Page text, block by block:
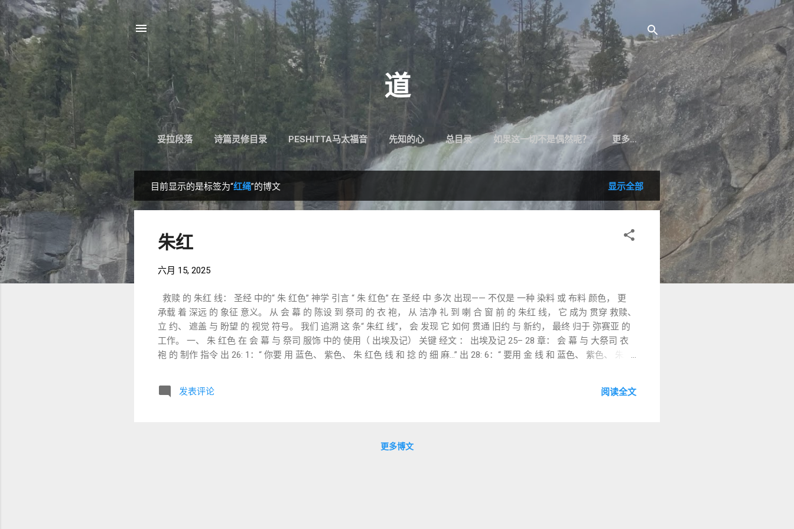
跳至主要内容
道
妥拉段落 诗篇灵修目录 PESHITTA马太福音 先知的心 总目录 如果这一切不是偶然呢？ 更多…
文
目前显示的是标签为“红绳”的博文 显示全部
朱红
六月 15, 2025
救赎 的 朱红 线： 圣经 中的“ 朱 红色” 神学 引言 “ 朱 红色” 在 圣经 中 多次 出现—— 不仅是 一种 染料 或 布料 颜色， 更
承载 着 深远 的 象征 意义。 从 会 幕 的 陈设 到 祭司 的 衣 袍， 从 洁净 礼 到 喇 合 窗 前 的 朱红 线， 它 成为 贯穿 救赎、
立 约、 遮盖 与 盼望 的 视觉 符号。 我们 追溯 这 条“ 朱红 线”， 会 发现 它 如何 贯通 旧约 与 新约， 最终 归于 弥赛亚 的
工作。 一、 朱 红色 在 会 幕 与 祭司 服饰 中的 使用（ 出埃及记） 关键 经文 ： 出埃及记 25– 28 章： 会 幕 与 大祭司 衣
袍 的 制作 指令 出 26: 1：“ 你要 用 蓝色、 紫色、 朱 红色 线 和 捻 的 细 麻...” 出 28: 6：“ 要用 金 线 和 蓝色、 紫色、 朱 红
色 与 洁净 礼仪（ 利 未 记 与 民 数 记） 关键 经文 ： 利 未 记 14: 4– 6： 大麻 风 洁净 礼 民 数 记 19: 6： 红 母牛 焚烧 的
书 亚 记） 关键 经文 ： 约 书 亚 记 2: 18：“ 你要 把 这 条 朱红 线 系 在 你 所 缒 我们 下去 的 窗户 上...” 喇 合， 一位 外 邦
女子， 接待 了 以色列 探 子， 被 指示 用 朱红 线 标记 她的 家。 这 与 出埃及记 12 章 的 逾越 节 血迹 相 呼应， 是 信心
发表评论 阅读全文
更多博文